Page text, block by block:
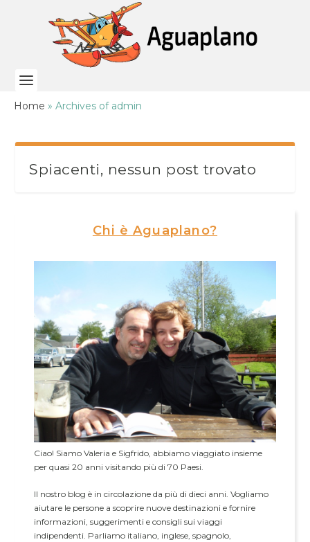
Home » Archives of admin
Spiacenti, nessun post trovato
Chi è Aguaplano?
Ciao! Siamo Valeria e Sigfrido, abbiamo viaggiato insieme
per quasi 20 anni visitando più di 70 Paesi.
Il nostro blog è in circolazione da più di dieci anni. Vogliamo
aiutare le persone a scoprire nuove destinazioni e fornire
informazioni, suggerimenti e consigli sui viaggi
indipendenti. Parliamo italiano, inglese, spagnolo,